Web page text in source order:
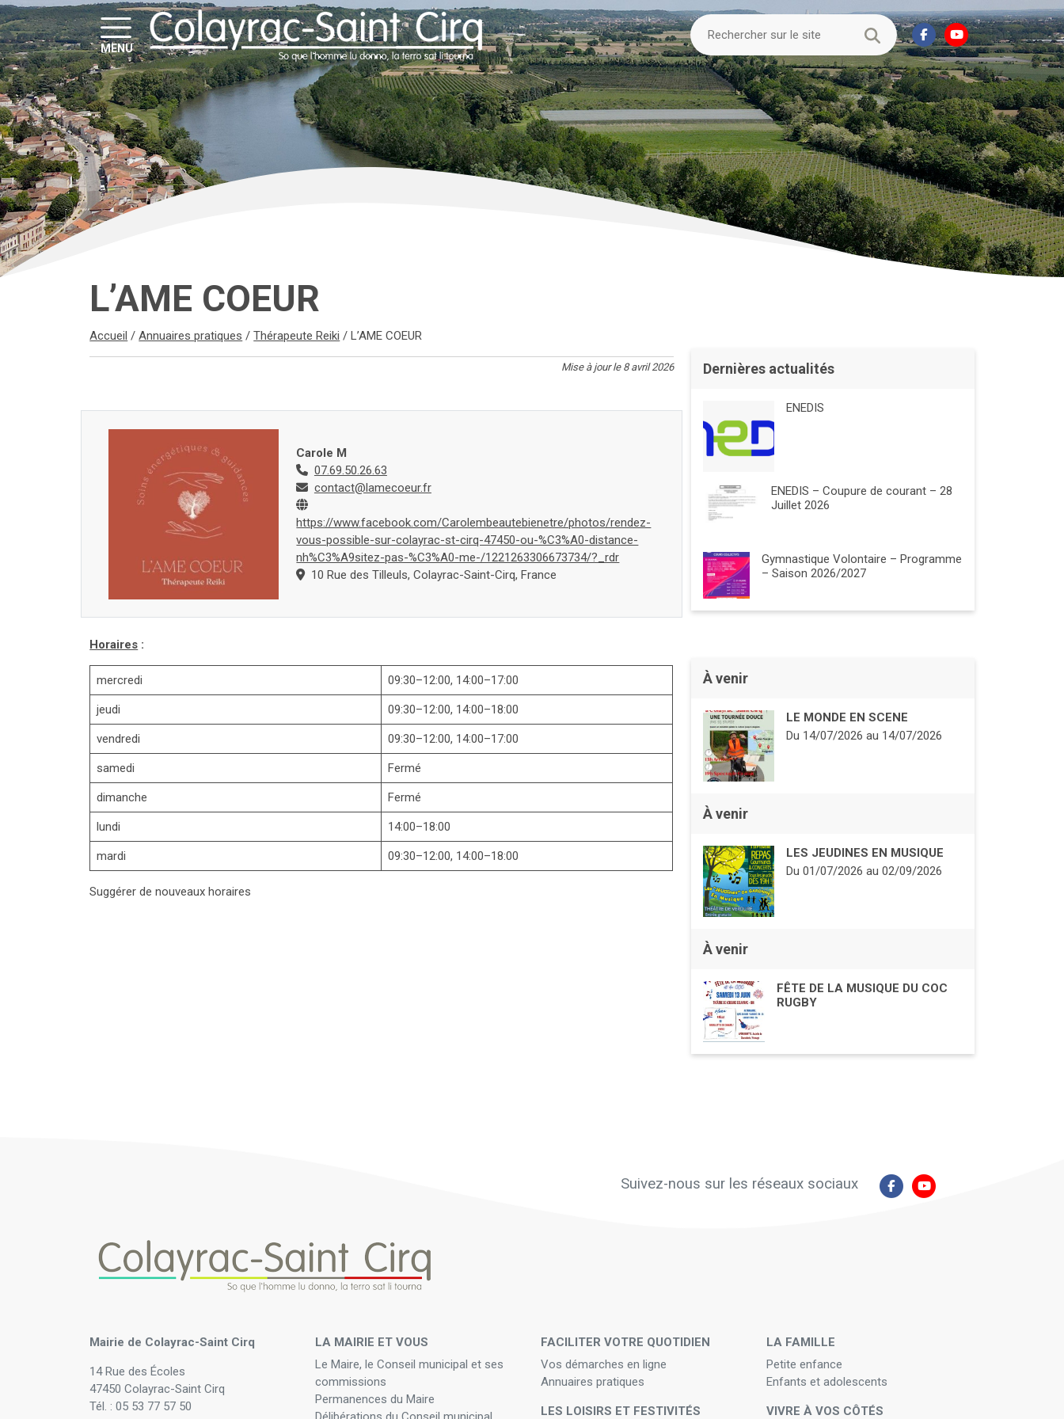
MENU
L’AME COEUR
Accueil /Annuaires pratiques /Thérapeute Reiki /L’AME COEUR
Mise à jour le 8 avril 2026
Carole M
07.69.50.26.63
contact@lamecoeur.fr
https://www.facebook.com/Carolembeautebienetre/photos/rendez-
vous-possible-sur-colayrac-st-cirq-47450-ou-%C3%A0-distance-
nh%C3%A9sitez-pas-%C3%A0-me-/1221263306673734/?_rdr
10 Rue des Tilleuls, Colayrac-Saint-Cirq, France
Horaires :
mercredi 09:30–12:00, 14:00–17:00
jeudi 09:30–12:00, 14:00–18:00
vendredi 09:30–12:00, 14:00–17:00
samedi Fermé
dimanche Fermé
lundi 14:00–18:00
mardi 09:30–12:00, 14:00–18:00
Suggérer de nouveaux horaires
Dernières actualités
ENEDIS
ENEDIS – Coupure de courant – 28
Juillet 2026
Gymnastique Volontaire – Programme
– Saison 2026/2027
À venir
LE MONDE EN SCENE
Du 14/07/2026au 14/07/2026
À venir
LES JEUDINES EN MUSIQUE
Du 01/07/2026au 02/09/2026
À venir
FÊTE DE LA MUSIQUE DU COC
RUGBY
Suivez-nous sur les réseaux sociaux
Mairie de Colayrac-Saint Cirq
14 Rue des Écoles
47450 Colayrac-Saint Cirq
Tél. : 05 53 77 57 50
LA MAIRIE ET VOUS
Le Maire, le Conseil municipal et ses
commissions
Permanences du Maire
FACILITER VOTRE QUOTIDIEN
Vos démarches en ligne
Annuaires pratiques
LES LOISIRS ET FESTIVITÉS
LA FAMILLE
Petite enfance
Enfants et adolescents
VIVRE À VOS CÔTÉS